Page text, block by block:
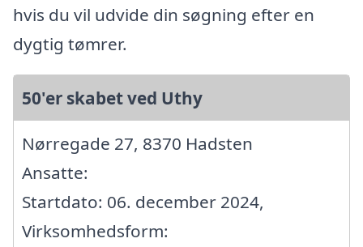
hvis du vil udvide din søgning efter en
dygtig tømrer.
50'er skabet ved Uthy
Nørregade 27, 8370 Hadsten
Ansatte:
Startdato: 06. december 2024,
Virksomhedsform: